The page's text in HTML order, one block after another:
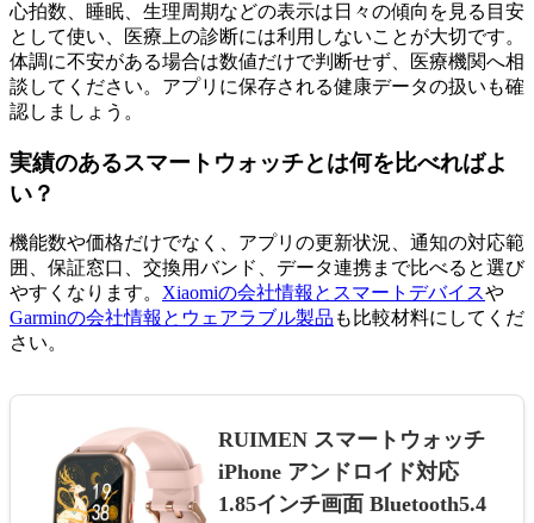
心拍数、睡眠、生理周期などの表示は日々の傾向を見る目安
として使い、医療上の診断には利用しないことが大切です。
体調に不安がある場合は数値だけで判断せず、医療機関へ相
談してください。アプリに保存される健康データの扱いも確
認しましょう。
実績のあるスマートウォッチとは何を比べればよ
い？
機能数や価格だけでなく、アプリの更新状況、通知の対応範
囲、保証窓口、交換用バンド、データ連携まで比べると選び
やすくなります。 Xiaomiの会社情報とスマートデバイスや
Garminの会社情報とウェアラブル製品 も比較材料にしてくだ
さい。
RUIMEN スマートウォッチ
iPhone アンドロイド対応
1.85インチ画面 Bluetooth5.4